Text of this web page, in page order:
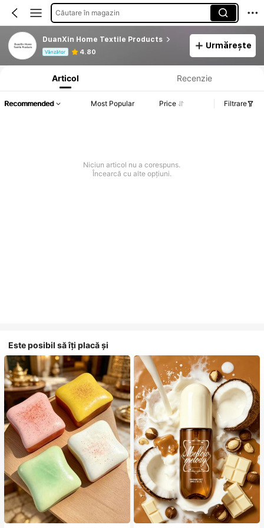
Căutare în magazin
DuanXin Home Textile Products
Vânzător 4.80
Urmărește
Informații despre produs: Divulgarea prețului, detalii privind vânzările și stocul.
Articol Recenzie
Recommended Most Popular Price Filtrare
Niciun articol nu a corespuns.
Încearcă cu alte opțiuni.
Este posibil să îți placă și